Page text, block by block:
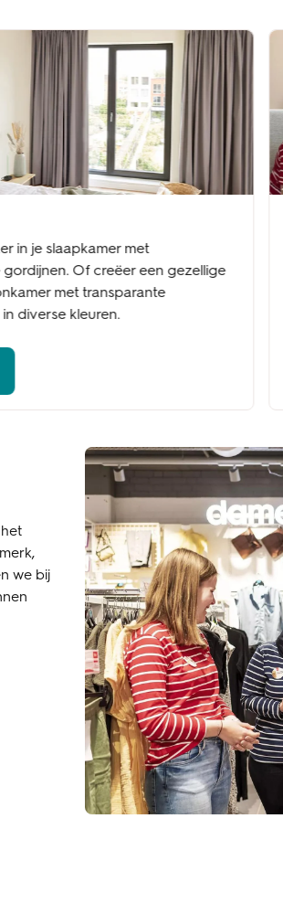
in je slaapkamer met
Of creëer een gezellige
met transparante
diverse kleuren.
we bij